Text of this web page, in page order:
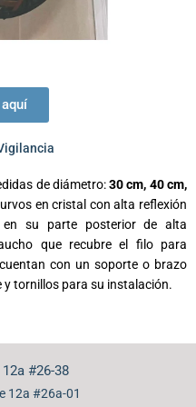
de diámetro:30 cm, 40 cm,
en cristal con alta reflexión
su parte posterior de alta
que recubre el filo para
con un soporte o brazo
tornillos para su instalación.
#26-38
12a #26a-01